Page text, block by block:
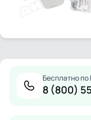
Бесплатно по
8 (800)